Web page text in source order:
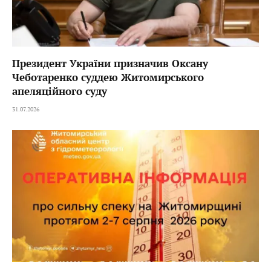
Президент України призначив Оксану
Чеботаренко суддею Житомирського
апеляційного суду
31.07.2026